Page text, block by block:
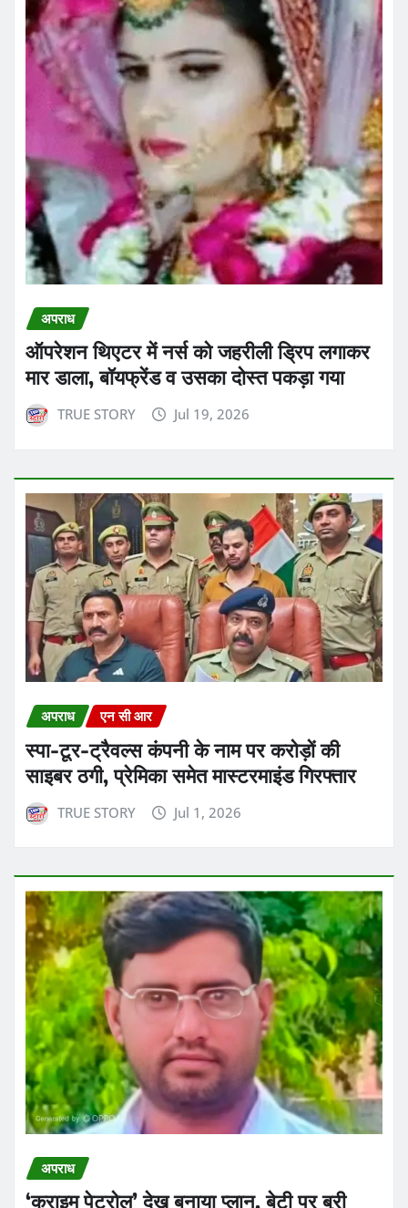
अपराध
ऑपरेशन थिएटर में नर्स को जहरीली ड्रिप लगाकर
मार डाला, बॉयफ्रेंड व उसका दोस्त पकड़ा गया
TRUE STORY Jul 19, 2026
अपराध एन सी आर
स्पा-टूर-ट्रैवल्स कंपनी के नाम पर करोड़ों की
साइबर ठगी, प्रेमिका समेत मास्टरमाइंड गिरफ्तार
TRUE STORY Jul 1, 2026
अपराध
‘क्राइम पेट्रोल’ देख बनाया प्लान, बेटी पर बुरी